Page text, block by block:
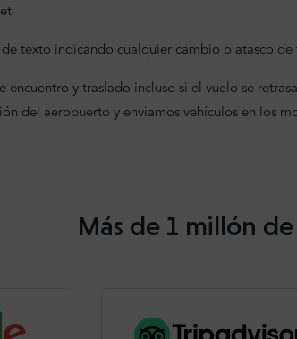
de texto indicando cualquier cambio o atasco de
encuentro y traslado incluso si el vuelo se
del aeropuerto y enviamos vehículos en los
Más de 1 millón